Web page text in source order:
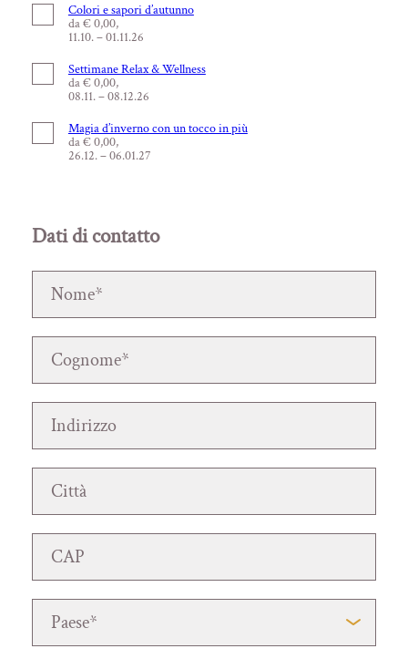
Colori e sapori d’autunno
da € 0,00,
11.10. – 01.11.26
Settimane Relax & Wellness
da € 0,00,
08.11. – 08.12.26
Magia d’inverno con un tocco in più
da € 0,00,
26.12. – 06.01.27
Dati di contatto